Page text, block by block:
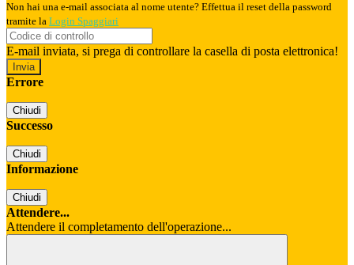
Non hai una e-mail associata al nome utente? Effettua il reset della password
tramite la Login Spaggiari
E-mail inviata, si prega di controllare la casella di posta elettronica!
Errore
Chiudi
Successo
Chiudi
Informazione
Chiudi
Attendere...
Attendere il completamento dell'operazione...